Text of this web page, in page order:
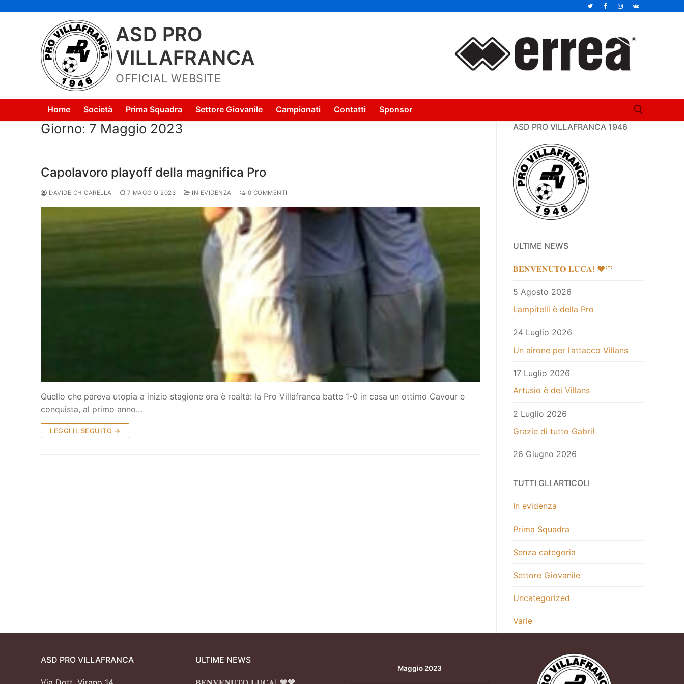
ASD PRO
VILLAFRANCA
OFFICIAL WEBSITE
Home Società Prima Squadra Settore Giovanile Campionati Contatti Sponsor
Organigramma
Centro Sportivo
Prima Squadra
Settore Giovanile
Organizzazione
Piccoli amici
Eccellenza
Contatti
Giorno: 7 Maggio 2023
Capolavoro playoff della magnifica Pro
DAVIDE CHICARELLA 7 MAGGIO 2023 IN EVIDENZA 0 COMMENTI
Quello che pareva utopia a inizio stagione ora è realtà: la Pro Villafranca batte 1-0 in casa un ottimo Cavour e
conquista, al primo anno…
LEGGI IL SEGUITO →
ASD PRO VILLAFRANCA 1946
ULTIME NEWS
𝐁𝐄𝐍𝐕𝐄𝐍𝐔𝐓𝐎 𝐋𝐔𝐂𝐀! ❤️💙
5 Agosto 2026
Lampitelli è della Pro
24 Luglio 2026
Un airone per l’attacco Villans
17 Luglio 2026
Artusio è dei Villans
2 Luglio 2026
Grazie di tutto Gabri!
26 Giugno 2026
TUTTI GLI ARTICOLI
In evidenza
Prima Squadra
Senza categoria
Settore Giovanile
Uncategorized
Varie
ASD PRO VILLAFRANCA ULTIME NEWS
Maggio 2023